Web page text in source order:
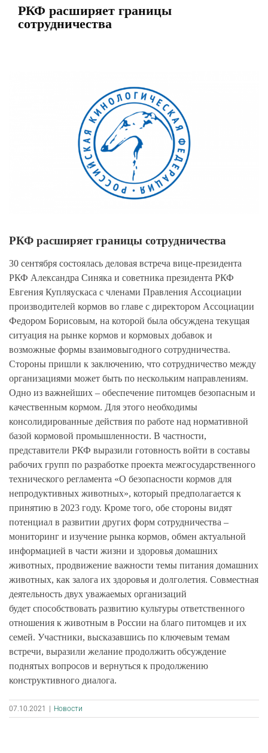
РКФ расширяет границы
сотрудничества
РКФ расширяет границы сотрудничества
30 сентября состоялась деловая встреча вице-президента
РКФ Александра Синяка и советника президента РКФ
Евгения Купляускаса с членами Правления Ассоциации
производителей кормов во главе с директором Ассоциации
Федором Борисовым, на которой была обсуждена текущая
ситуация на рынке кормов и кормовых добавок и
возможные формы взаимовыгодного сотрудничества.
Стороны пришли к заключению, что сотрудничество между
организациями может быть по нескольким направлениям.
Одно из важнейших – обеспечение питомцев безопасным и
качественным кормом. Для этого необходимы
консолидированные действия по работе над нормативной
базой кормовой промышленности. В частности,
представители РКФ выразили готовность войти в составы
рабочих групп по разработке проекта межгосударственного
технического регламента «О безопасности кормов для
непродуктивных животных», который предполагается к
принятию в 2023 году. Кроме того, обе стороны видят
потенциал в развитии других форм сотрудничества –
мониторинг и изучение рынка кормов, обмен актуальной
информацией в части жизни и здоровья домашних
животных, продвижение важности темы питания домашних
животных, как залога их здоровья и долголетия. Совместная
деятельность двух уважаемых организаций
будет способствовать развитию культуры ответственного
отношения к животным в России на благо питомцев и их
семей. Участники, высказавшись по ключевым темам
встречи, выразили желание продолжить обсуждение
поднятых вопросов и вернуться к продолжению
конструктивного диалога.
07.10.2021 Новости